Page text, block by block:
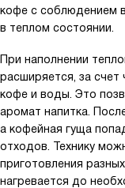
кофе с соблюдением
в теплом состоянии.
При наполнении
расширяется, за
кофе и воды. Это
аромат напитка.
а кофейная гуща
отходов. Технику
приготовления
нагревается до